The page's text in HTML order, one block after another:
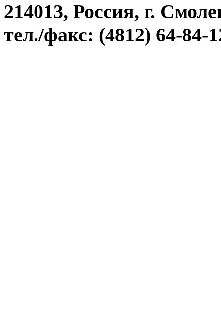
214013, Россия, г.
тел./факс: (4812) 64-84-